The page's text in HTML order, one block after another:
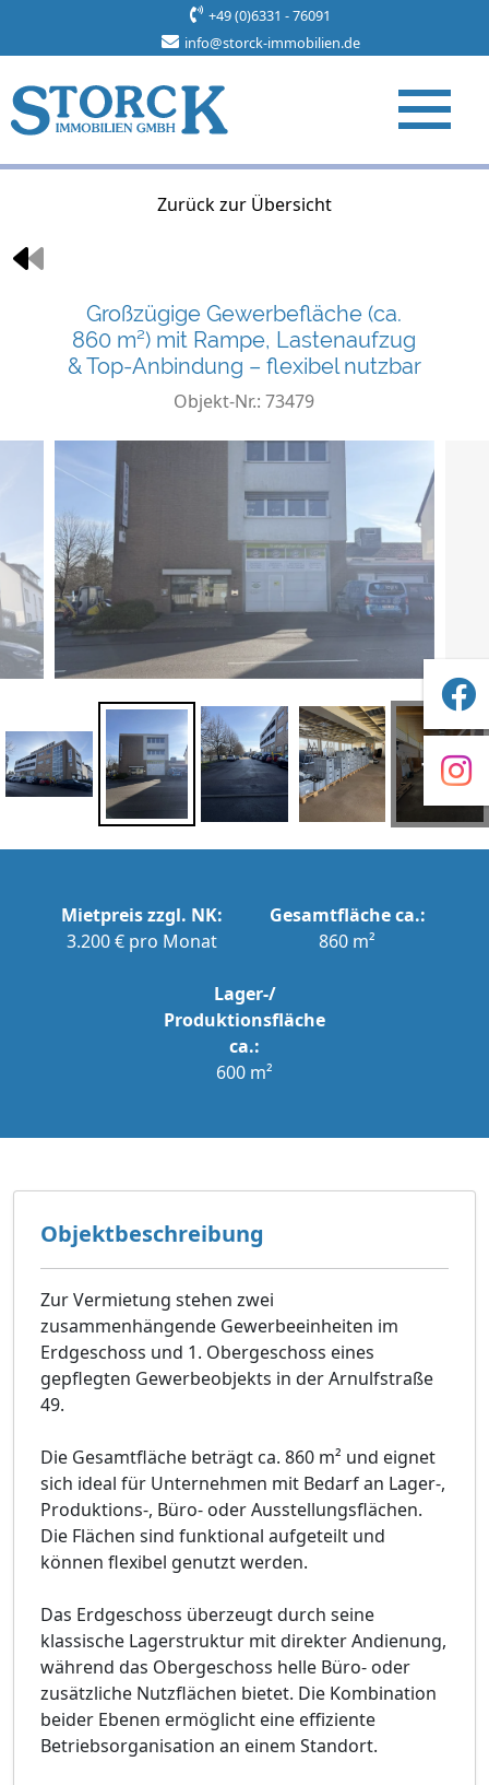
+49 (0)6331 - 76091
info@storck-immobilien.de
Zurück zur Übersicht
Großzügige Gewerbefläche (ca.
860 m²) mit Rampe, Lastenaufzug
& Top-Anbindung – flexibel nutzbar
Objekt-Nr.: 73479
+1
Mietpreis zzgl. NK:
3.200 € pro Monat
Gesamtfläche ca.:
860 m²
Lager-/
Produktionsfläche
ca.:
600 m²
Objektbeschreibung
Zur Vermietung stehen zwei
zusammenhängende Gewerbeeinheiten im
Erdgeschoss und 1. Obergeschoss eines
gepflegten Gewerbeobjekts in der Arnulfstraße
49.
Die Gesamtfläche beträgt ca. 860 m² und eignet
sich ideal für Unternehmen mit Bedarf an Lager-,
Produktions-, Büro- oder Ausstellungsflächen.
Die Flächen sind funktional aufgeteilt und
können flexibel genutzt werden.
Das Erdgeschoss überzeugt durch seine
klassische Lagerstruktur mit direkter Andienung,
während das Obergeschoss helle Büro- oder
zusätzliche Nutzflächen bietet. Die Kombination
beider Ebenen ermöglicht eine effiziente
Betriebsorganisation an einem Standort.